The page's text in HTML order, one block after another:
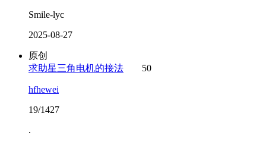
Smile-lyc
2025-08-27
原创
求助星三角电机的接法
50
hfhewei
19/1427
.